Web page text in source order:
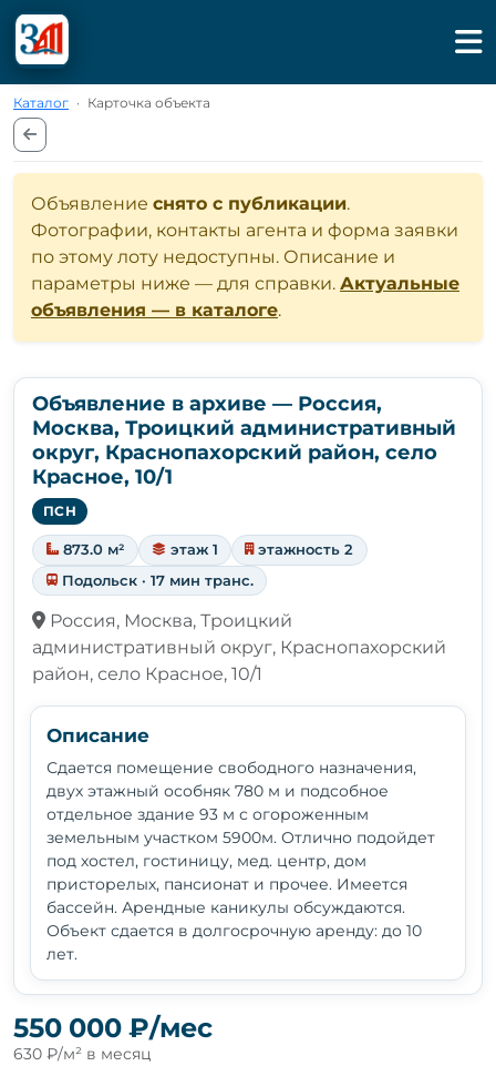
Каталог · Карточка объекта
Объявление снято с публикации.
Фотографии, контакты агента и форма заявки
по этому лоту недоступны. Описание и
параметры ниже — для справки. Актуальные
объявления — в каталоге.
Объявление в архиве — Россия,
Москва, Троицкий административный
округ, Краснопахорский район, село
Красное, 10/1
ПСН
873.0 м² этаж 1
этажность 2
Подольск · 17 мин транс.
Россия, Москва, Троицкий
административный округ, Краснопахорский
район, село Красное, 10/1
Описание
Сдается помещение свободного назначения,
двух этажный особняк 780 м и подсобное
отдельное здание 93 м с огороженным
земельным участком 5900м. Отлично подойдет
под хостел, гостиницу, мед. центр, дом
присторелых, пансионат и прочее. Имеется
бассейн. Арендные каникулы обсуждаются.
Объект сдается в долгосрочную аренду: до 10
лет.
550 000 ₽/мес
630 ₽/м² в месяц